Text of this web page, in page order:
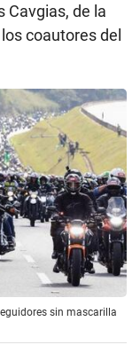
Cavgias, de la
coautores del
sin mascarilla